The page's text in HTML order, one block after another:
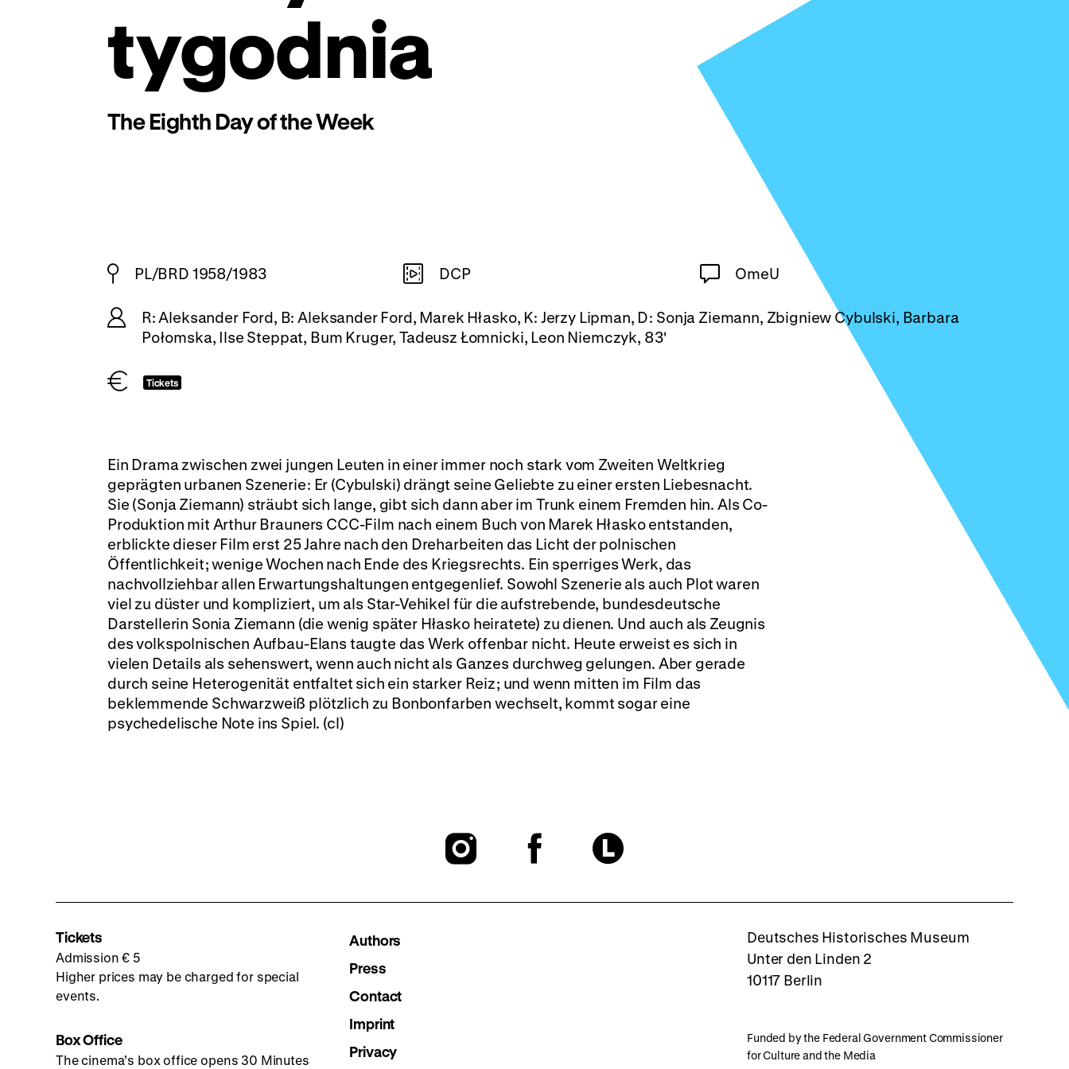
tygodnia
The Eighth Day of the Week
PL/BRD 1958/1983 DCP OmeU
R: Aleksander Ford, B: Aleksander Ford, Marek Hłasko, K: Jerzy Lipman, D: Sonja Ziemann, Zbigniew Cybulski, Barbara
Połomska, Ilse Steppat, Bum Kruger, Tadeusz Łomnicki, Leon Niemczyk, 83'
Tickets
Ein Drama zwischen zwei jungen Leuten in einer immer noch stark vom Zweiten Weltkrieg
geprägten urbanen Szenerie: Er (Cybulski) drängt seine Geliebte zu einer ersten Liebesnacht.
Sie (Sonja Ziemann) sträubt sich lange, gibt sich dann aber im Trunk einem Fremden hin. Als Co-
Produktion mit Arthur Brauners CCC-Film nach einem Buch von Marek Hłasko entstanden,
erblickte dieser Film erst 25 Jahre nach den Dreharbeiten das Licht der polnischen
Öffentlichkeit; wenige Wochen nach Ende des Kriegsrechts. Ein sperriges Werk, das
nachvollziehbar allen Erwartungshaltungen entgegenlief. Sowohl Szenerie als auch Plot waren
viel zu düster und kompliziert, um als Star-Vehikel für die aufstrebende, bundesdeutsche
Darstellerin Sonia Ziemann (die wenig später Hłasko heiratete) zu dienen. Und auch als Zeugnis
des volkspolnischen Aufbau-Elans taugte das Werk offenbar nicht. Heute erweist es sich in
vielen Details als sehenswert, wenn auch nicht als Ganzes durchweg gelungen. Aber gerade
durch seine Heterogenität entfaltet sich ein starker Reiz; und wenn mitten im Film das
beklemmende Schwarzweiß plötzlich zu Bonbonfarben wechselt, kommt sogar eine
psychedelische Note ins Spiel. (cl)
To
To
To
Letterboxd
Tickets
Admission € 5
Higher prices may be charged for special
events.
Box Office
The cinema’s box office opens 30 Minutes
Authors
Press
Contact
Imprint
Privacy
Deutsches Historisches Museum
Unter den Linden 2
10117 Berlin
Funded by the Federal Government Commissioner
for Culture and the Media